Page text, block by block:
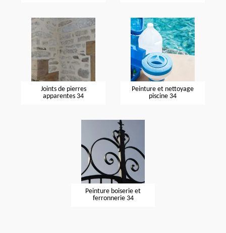
Joints de pierres
apparentes 34
Peinture et nettoyage
piscine 34
Peinture boiserie et
ferronnerie 34